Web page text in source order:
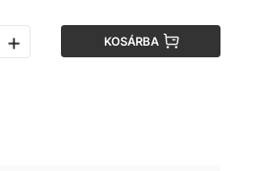
+ KOSÁRBA